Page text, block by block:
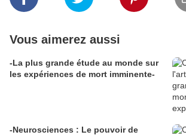
Vous aimerez aussi
-La plus grande étude au monde sur
les expériences de mort imminente-
-Neurosciences : Le pouvoir de